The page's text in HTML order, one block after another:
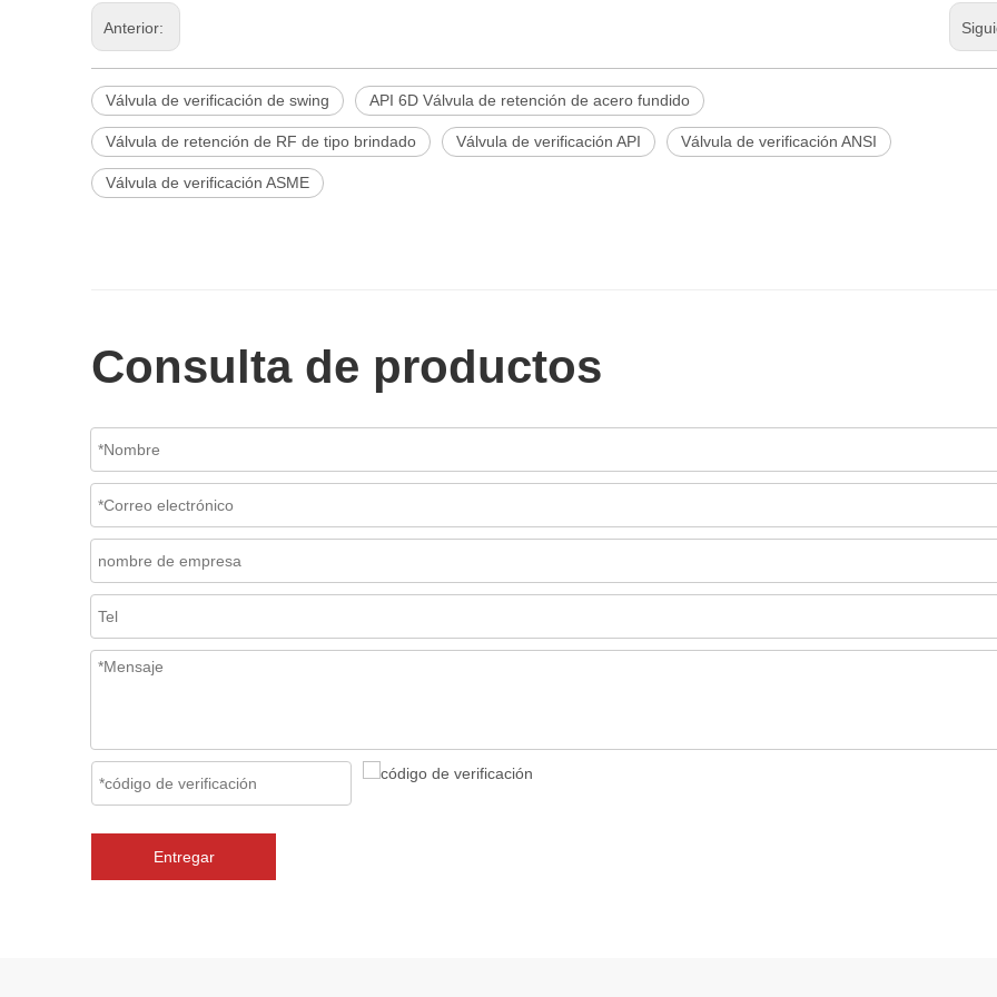
Anterior:
Válvula de verificación de swing API 6D Válvula de retención de acero fundido
Válvula de retención de RF de tipo brindado Válvula de verificación API Válvula de verificación ANSI
Válvula de verificación ASME
Consulta de productos
Entregar